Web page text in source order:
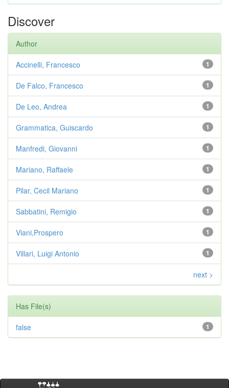
Discover
Author
1
Accinelli, Francesco
1
De Falco, Francesco
1
De Leo, Andrea
1
Grammatica, Guiscardo
1
Manfredi, Giovanni
1
Mariano, Raffaele
1
Pilar, Cecil Mariano
1
Sabbatini, Remigio
1
Viani,Prospero
1
Villari, Luigi Antonio
next >
Has File(s)
1
false